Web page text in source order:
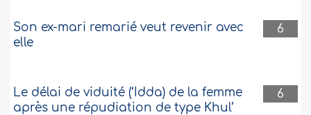
6
Son ex-mari remarié veut revenir avec
elle
6
Le délai de viduité (‘Idda) de la femme
après une répudiation de type Khul’